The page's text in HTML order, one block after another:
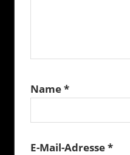
Name*
E-Mail-Adresse*